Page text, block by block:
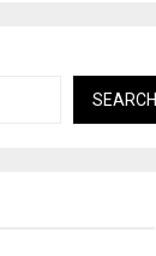
SEARCH